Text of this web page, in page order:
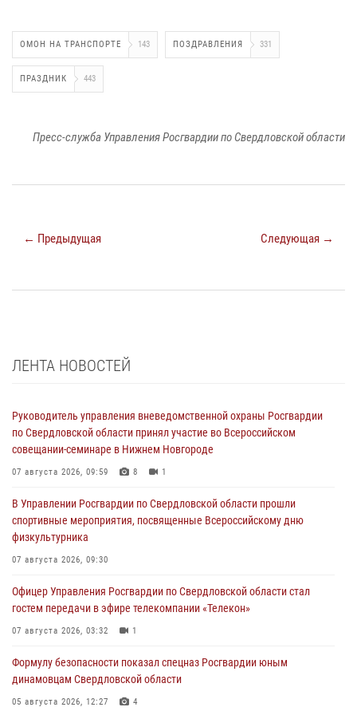
ОМОН НА ТРАНСПОРТЕ 143 ПОЗДРАВЛЕНИЯ 331
ПРАЗДНИК 443
Пресс-служба Управления Росгвардии по Свердловской области
← Предыдущая Следующая →
ЛЕНТА НОВОСТЕЙ
Руководитель управления вневедомственной охраны Росгвардии
по Свердловской области принял участие во Всероссийском
совещании-семинаре в Нижнем Новгороде
07 августа 2026, 09:59 8 1
В Управлении Росгвардии по Свердловской области прошли
спортивные мероприятия, посвященные Всероссийскому дню
физкультурника
07 августа 2026, 09:30
Офицер Управления Росгвардии по Свердловской области стал
гостем передачи в эфире телекомпании «Телекон»
07 августа 2026, 03:32 1
Формулу безопасности показал спецназ Росгвардии юным
динамовцам Свердловской области
05 августа 2026, 12:27 4